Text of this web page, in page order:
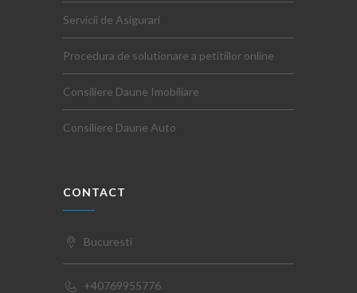
Servicii de Asigurari
Procedura de solutionare a petitiilor online
Consiliere Daune Imobiliare
Consiliere Daune Auto
CONTACT
Bucuresti
+40769955776